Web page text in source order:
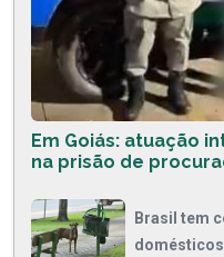
Em Goiás: atuação
na prisão de
Brasil tem